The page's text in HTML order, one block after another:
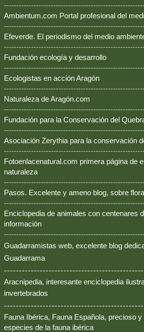
Ambientum.com Portal profesional del
Efeverde. El periodismo del medio
Fundación ecología y desarrollo
Ecologistas en acción Aragón
Naturaleza de Aragón.com
Fundación para la Conservación del
Asociación Zerythia para la conservación
Fotoenlacenatural.com primera página de
naturaleza
Pasos. Excelente y ameno blog, sobre
Enciclopedia de animales con centenares
información
Guadarramistas web, excelente blog
Guadarrama
Aracnipedia, interesante enciclopedia
invertebrados
Fauna Ibérica, Fauna Española, precioso
especies de la fauna ibérica